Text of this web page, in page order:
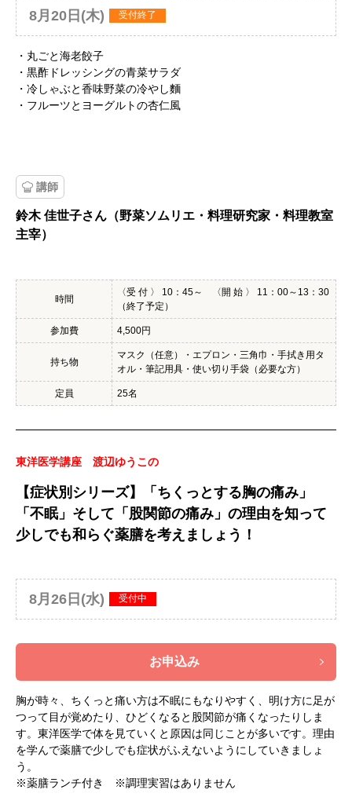
8月20日(木) 受付終了
・丸ごと海老餃子
・黒酢ドレッシングの青菜サラダ
・冷しゃぶと香味野菜の冷やし麵
・フルーツとヨーグルトの杏仁風
講師
鈴木 佳世子さん（野菜ソムリエ・料理研究家・料理教室
主宰）
時間
〈受 付 〉 10：45～ 〈開 始 〉 11：00～13：30
（終了予定）
参加費 4,500円
持ち物
マスク（任意）・エプロン・三角巾・手拭き用タ
オル・筆記用具・使い切り手袋（必要な方）
定員 25名
東洋医学講座 渡辺ゆうこの
【症状別シリーズ】「ちくっとする胸の痛み」
「不眠」そして「股関節の痛み」の理由を知って
少しでも和らぐ薬膳を考えましょう！
8月26日(水) 受付中
お申込み
胸が時々、ちくっと痛い方は不眠にもなりやすく、明け方に足が
つって目が覚めたり、ひどくなると股関節が痛くなったりしま
す。東洋医学で体を見ていくと原因は同じことが多いです。理由
を学んで薬膳で少しでも症状がふえないようにしていきましょ
う。
※薬膳ランチ付き ※調理実習はありません